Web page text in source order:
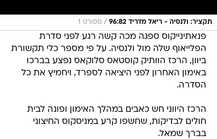
תקציר: ולנסיה - ריאל מדריד 96:82 / ספורט 1
פנאתינייקוס ספגה מכה קשה רגע לפני סדרת
הפלייאוף שלה מול ולנסיה. על פי מספר כלי תקשורת
ביוון, הרכז הוותיק קוסטאס סלוקאס נפצע בברכו
באימון האחרון לפני היציאה לספרד, ויחמיץ את כל
הסדרה.
הרכז היווני חש כאבים במהלך האימון ופונה לבית
חולים לבדיקות, שחשפו קרע במניסקוס החיצוני
בברך שמאל.